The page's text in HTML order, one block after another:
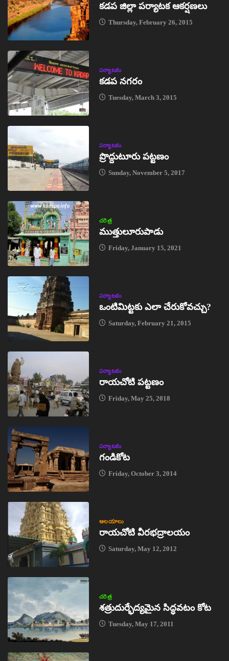
కడప జిల్లా పర్యాటక ఆకర్షణలు
Thursday, February 26, 2015
పర్యాటకం
కడప నగరం
Tuesday, March 3, 2015
పర్యాటకం
ప్రొద్దుటూరు పట్టణం
Sunday, November 5, 2017
చరిత్ర
ముత్తులూరుపాడు
Friday, January 15, 2021
పర్యాటకం
ఒంటిమిట్టకు ఎలా చేరుకోవచ్చు?
Saturday, February 21, 2015
పర్యాటకం
రాయచోటి పట్టణం
Friday, May 25, 2018
పర్యాటకం
గండికోట
Friday, October 3, 2014
ఆలయాలు
రాయచోటి వీరభద్రాలయం
Saturday, May 12, 2012
చరిత్ర
శత్రుదుర్భేద్యమైన సిద్ధవటం కోట
Tuesday, May 17, 2011